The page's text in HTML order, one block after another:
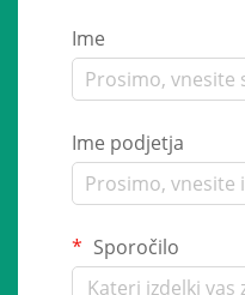
Ime
Ime podjetja
Sporočilo